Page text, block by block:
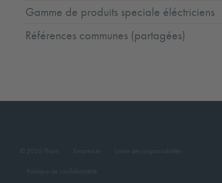
Gamme de produits speciale éléctriciens
Références communes (partagées)